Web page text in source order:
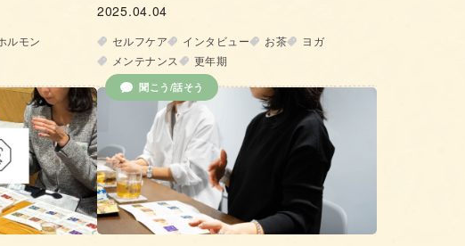
ルモン
2025.04.04
セルフケア インタビュー お茶
ヨガ
メンテナンス
更年期
聞こう/話そう